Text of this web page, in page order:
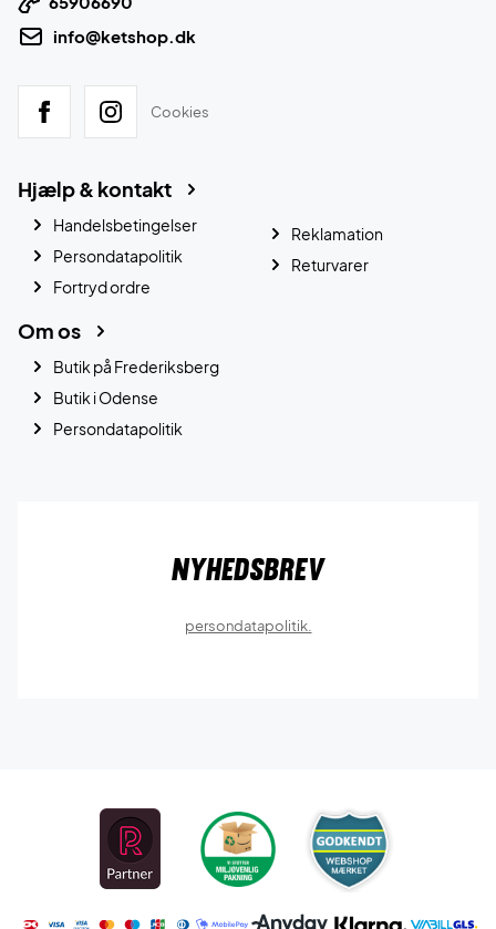
info@ketshop.dk
Cookies
Hjælp & kontakt
Handelsbetingelser
Persondatapolitik
Fortryd ordre
Reklamation
Returvarer
Om os
Butik på Frederiksberg
Butik i Odense
Persondatapolitik
Nyhedsbrev
persondatapolitik.